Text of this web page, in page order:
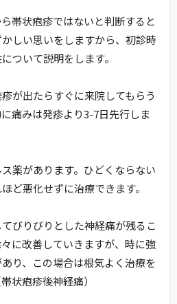
帯状疱疹ではないと判断すると
しい思いをしますから、初診時
ついて説明をします。
が出たらすぐに来院してもらう
痛みは発疹より3-7日先行しま
薬があります。ひどくならない
ど悪化せずに治療できます。
びりびりとした神経痛が残るこ
に改善していきますが、時に強
り、この場合は根気よく治療を
状疱疹後神経痛）